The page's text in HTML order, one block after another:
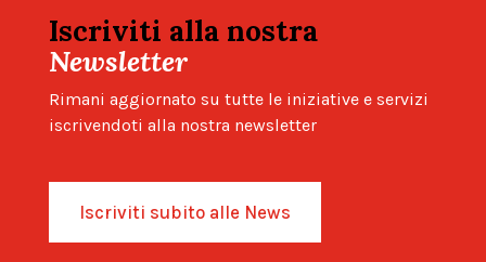
Iscriviti alla nostra
Newsletter
Rimani aggiornato su tutte le iniziative e servizi
iscrivendoti alla nostra newsletter
Iscriviti subito alle News